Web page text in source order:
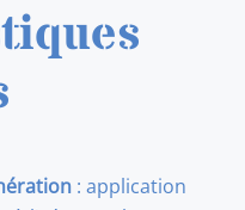
: application